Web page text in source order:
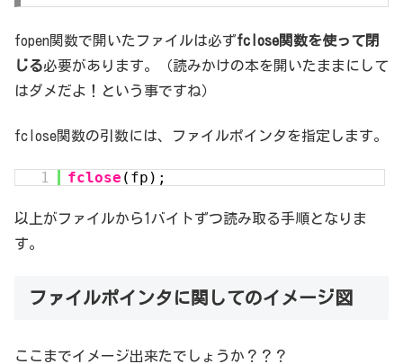
fopen関数で開いたファイルは必ずfclose関数を使って閉
じる必要があります。（読みかけの本を開いたままにして
はダメだよ！という事ですね）
fclose関数の引数には、ファイルポインタを指定します。
1 fclose (fp);
以上がファイルから1バイトずつ読み取る手順となりま
す。
ファイルポインタに関してのイメージ図
ここまでイメージ出来たでしょうか？？？